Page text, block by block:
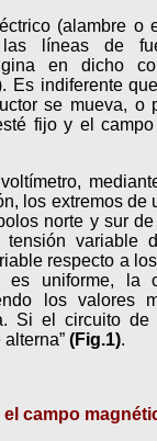
(alambre o
las líneas de
en dicho
Es indiferente
se mueva, o
fijo y el
los extremos de
norte y sur
tensión variable
respecto a
es uniforme, la
los valores
Si el circuito de
(Fig.1).
campo